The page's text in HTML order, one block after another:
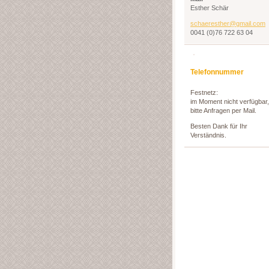
Esther Schär
schaeresther@gmail.com
0041 (0)76 722 63 04
Telefonnummer
Festnetz:
im Moment nicht verfügbar,
bitte Anfragen per Mail.
Besten Dank für Ihr
Verständnis.